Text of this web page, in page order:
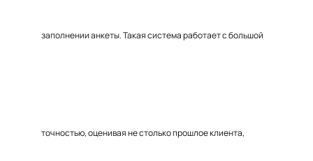
заполнении анкеты. Такая система работает с большой
точностью, оценивая не столько прошлое клиента,